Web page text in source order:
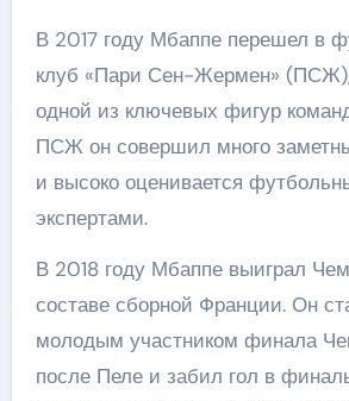
В 2017 году Мбаппе перешел в
клуб «Пари Сен-Жермен» (ПСЖ),
одной из ключевых фигур
ПСЖ он совершил много
и высоко оценивается
экспертами.
В 2018 году Мбаппе выиграл
составе сборной Франции. Он
молодым участником финала
после Пеле и забил гол в